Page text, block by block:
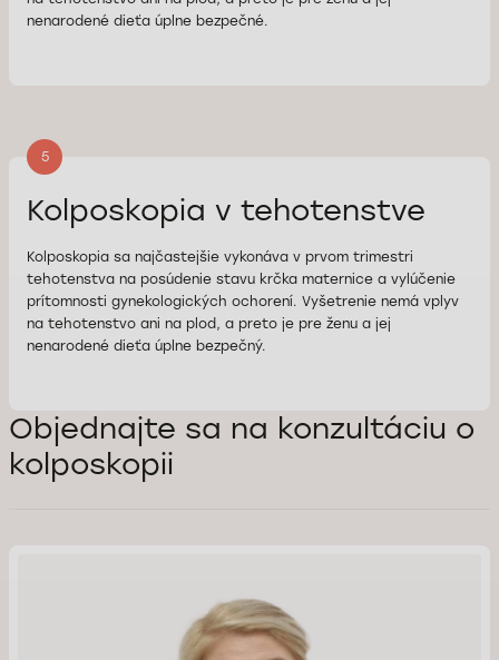
nenarodené dieťa úplne bezpečné.
5
Kolposkopia v tehotenstve
Kolposkopia sa najčastejšie vykonáva v prvom trimestri
tehotenstva na posúdenie stavu krčka maternice a vylúčenie
prítomnosti gynekologických ochorení. Vyšetrenie nemá vplyv
na tehotenstvo ani na plod, a preto je pre ženu a jej
nenarodené dieťa úplne bezpečný.
Objednajte sa na konzultáciu o
kolposkopii